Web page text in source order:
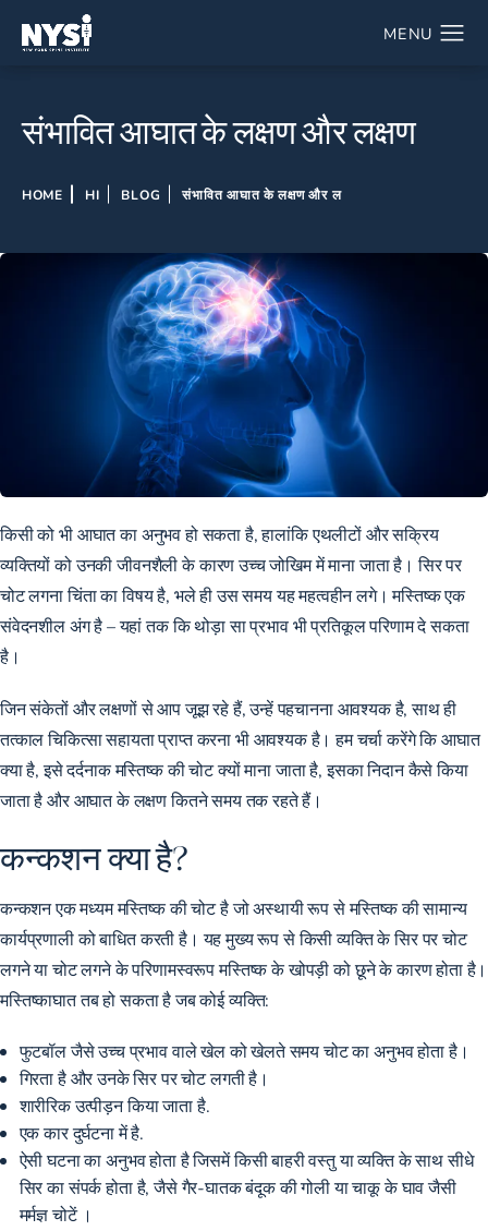
संभावित आघात के लक्षण और लक्षण
HOME HI BLOG संभावित आघात के लक्षण और ल
किसी को भी आघात का अनुभव हो सकता है, हालांकि एथलीटों और सक्रिय
व्यक्तियों को उनकी जीवनशैली के कारण उच्च जोखिम में माना जाता है। सिर पर
चोट लगना चिंता का विषय है, भले ही उस समय यह महत्वहीन लगे। मस्तिष्क एक
संवेदनशील अंग है – यहां तक ​​कि थोड़ा सा प्रभाव भी प्रतिकूल परिणाम दे सकता
है।
जिन संकेतों और लक्षणों से आप जूझ रहे हैं, उन्हें पहचानना आवश्यक है, साथ ही
तत्काल चिकित्सा सहायता प्राप्त करना भी आवश्यक है। हम चर्चा करेंगे कि आघात
क्या है, इसे दर्दनाक मस्तिष्क की चोट क्यों माना जाता है, इसका निदान कैसे किया
जाता है और आघात के लक्षण कितने समय तक रहते हैं।
कन्कशन क्या है?
कन्कशन एक मध्यम मस्तिष्क की चोट है जो अस्थायी रूप से मस्तिष्क की सामान्य
कार्यप्रणाली को बाधित करती है। यह मुख्य रूप से किसी व्यक्ति के सिर पर चोट
लगने या चोट लगने के परिणामस्वरूप मस्तिष्क के खोपड़ी को छूने के कारण होता है।
मस्तिष्काघात तब हो सकता है जब कोई व्यक्ति:
फुटबॉल जैसे उच्च प्रभाव वाले खेल को खेलते समय चोट का अनुभव होता है।
गिरता है और उनके सिर पर चोट लगती है।
शारीरिक उत्पीड़न किया जाता है.
एक कार दुर्घटना में है.
ऐसी घटना का अनुभव होता है जिसमें किसी बाहरी वस्तु या व्यक्ति के साथ सीधे
सिर का संपर्क होता है, जैसे गैर-घातक बंदूक की गोली या चाकू के घाव जैसी
मर्मज्ञ चोटें ।